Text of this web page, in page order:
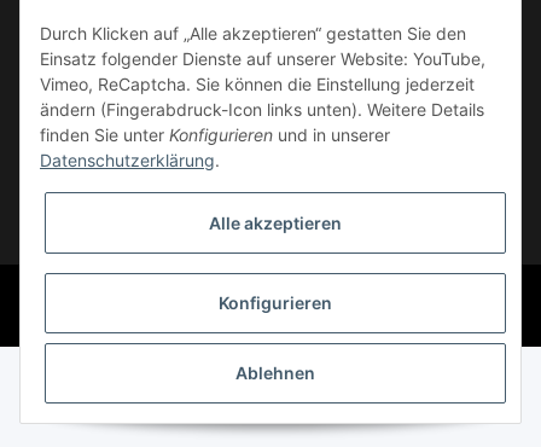
VERSAND
Widerrufsbutton
* Alle Preise inkl. gesetzlicher USt., zzgl.
© Phoenix-Cycles
Powered byJTL-Shop
Durch Klicken auf „Alle akzeptieren“ gestatten Sie den
Einsatz folgender Dienste auf unserer Website: YouTube,
Vimeo, ReCaptcha. Sie können die Einstellung jederzeit
ändern (Fingerabdruck-Icon links unten). Weitere Details
finden Sie unter Konfigurieren und in unserer
Datenschutzerklärung.
Alle akzeptieren
Konfigurieren
Ablehnen